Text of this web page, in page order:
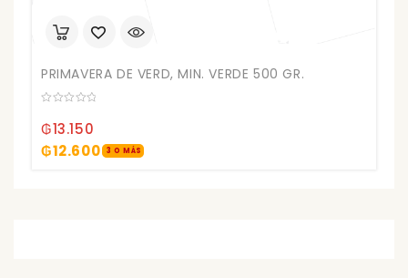
PRIMAVERA DE VERD, MIN. VERDE 500 GR.
out
of
₲13.150
₲12.600 3 O MÁS